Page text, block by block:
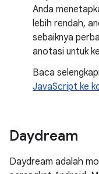
Anda
lebih rendah,
sebaiknya
anotasi untuk
Baca
JavaScript ke
Daydream
Daydream adalah